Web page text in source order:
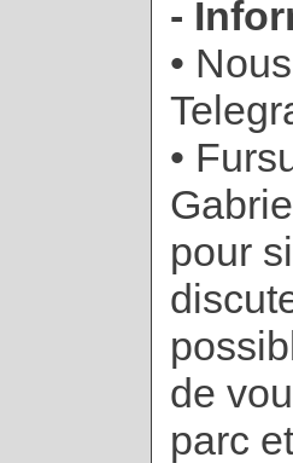
-
•
•
pour
de
parc